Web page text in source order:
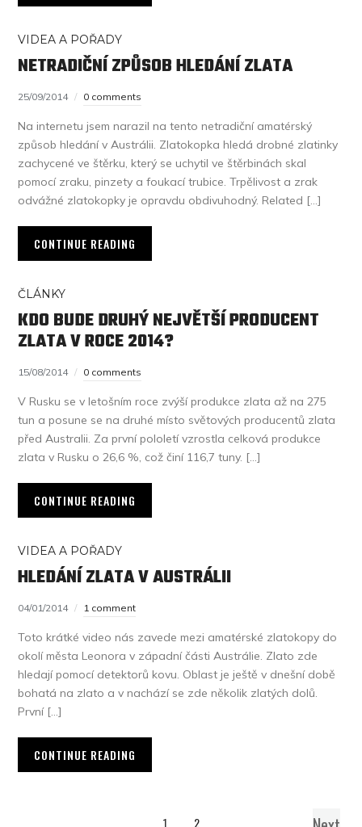
VIDEA A POŘADY
NETRADIČNÍ ZPŮSOB HLEDÁNÍ ZLATA
25/09/2014 0 comments
Na internetu jsem narazil na tento netradiční amatérský
způsob hledání v Austrálii. Zlatokopka hledá drobné zlatinky
zachycené ve štěrku, který se uchytil ve štěrbinách skal
pomocí zraku, pinzety a foukací trubice. Trpělivost a zrak
odvážné zlatokopky je opravdu obdivuhodný. Related […]
CONTINUE READING
ČLÁNKY
KDO BUDE DRUHÝ NEJVĚTŠÍ PRODUCENT
ZLATA V ROCE 2014?
15/08/2014 0 comments
V Rusku se v letošním roce zvýší produkce zlata až na 275
tun a posune se na druhé místo světových producentů zlata
před Australii. Za první pololetí vzrostla celková produkce
zlata v Rusku o 26,6 %, což činí 116,7 tuny. […]
CONTINUE READING
VIDEA A POŘADY
HLEDÁNÍ ZLATA V AUSTRÁLII
04/01/2014 1 comment
Toto krátké video nás zavede mezi amatérské zlatokopy do
okolí města Leonora v západní části Austrálie. Zlato zde
hledají pomocí detektorů kovu. Oblast je ještě v dnešní době
bohatá na zlato a v nachází se zde několik zlatých dolů.
První […]
CONTINUE READING
1 2